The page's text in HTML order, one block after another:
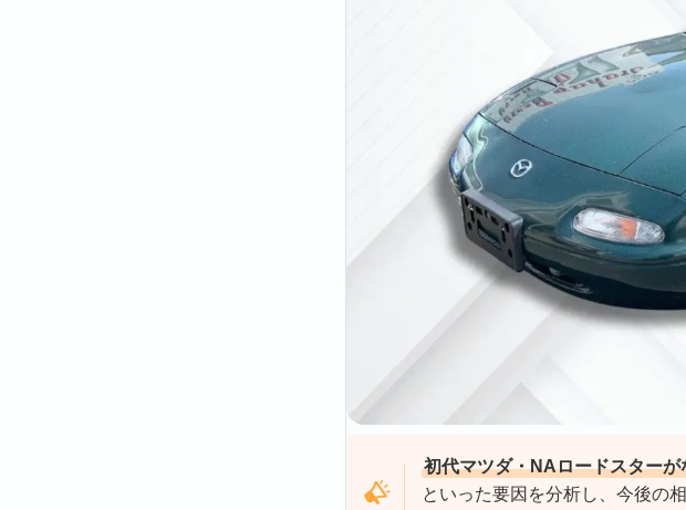
初代マツダ・NAロードスター
といった要因を分析し、今後の